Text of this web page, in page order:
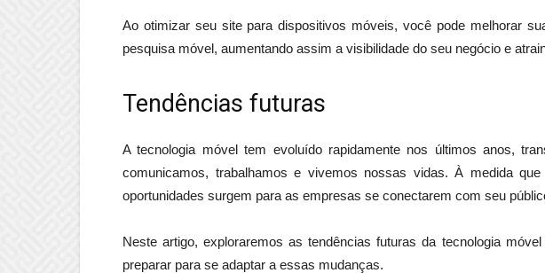
Ao otimizar seu site para dispositivos móveis, você pode melhorar
pesquisa móvel, aumentando assim a visibilidade do seu negócio e
Tendências futuras
A tecnologia móvel tem evoluído rapidamente nos últimos anos,
comunicamos, trabalhamos e vivemos nossas vidas. À medida
oportunidades surgem para as empresas se conectarem com seu
Neste artigo, exploraremos as tendências futuras da tecnologia
preparar para se adaptar a essas mudanças.